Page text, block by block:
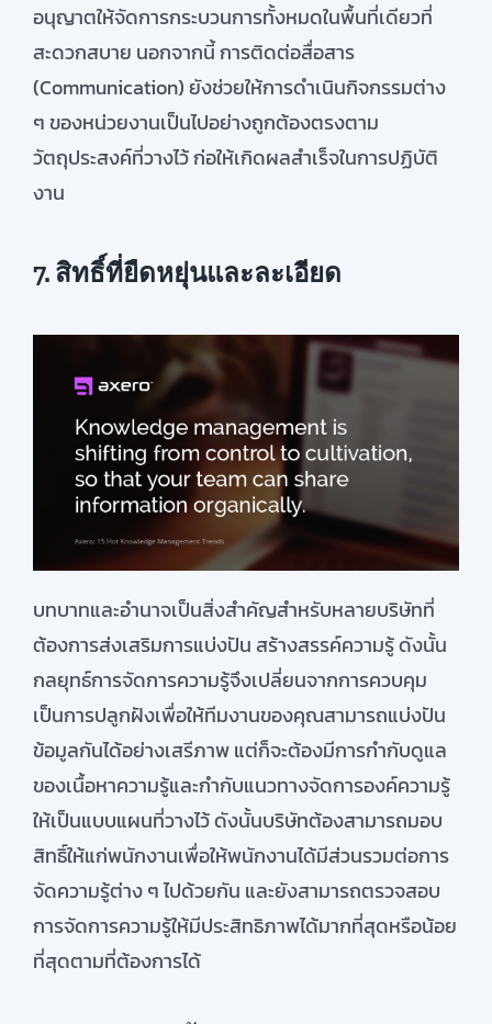
อนุญาตให้จัดการกระบวนการทั้งหมดในพื้นที่เดียวที่
สะดวกสบาย นอกจากนี้ การติดต่อสื่อสาร
(Communication)ยังช่วยให้การดำเนินกิจกรรมต่าง
ๆ ของหน่วยงานเป็นไปอย่างถูกต้องตรงตาม
วัตถุประสงค์ที่วางไว้ ก่อให้เกิดผลสำเร็จในการปฏิบัติ
งาน
7. สิทธิ์ที่ยืดหยุ่นและละเอียด
บทบาทและอำนาจเป็นสิ่งสำคัญสำหรับหลายบริษัทที่
ต้องการส่งเสริมการแบ่งปัน สร้างสรรค์ความรู้ดังนั้น
กลยุทธ์การจัดการความรู้จึงเปลี่ยนจากการควบคุม
เป็นการปลูกฝังเพื่อให้ทีมงานของคุณสามารถแบ่งปัน
ข้อมูลกันได้อย่างเสรีภาพแต่ก็จะต้องมีการกำกับดูแล
ของเนื้อหาความรู้และกำกับแนวทางจัดการองค์ความรู้
ให้เป็นแบบแผนที่วางไว้ดังนั้นบริษัทต้องสามารถมอบ
สิทธิให้แก่พนักงานเพื่อให้พนักงานได้มีส่วนรวมต่อการ
จัดความรู้ต่าง ๆ ไปด้วยกัน และยังสามารถตรวจสอบ
การจัดการความรู้ให้มีประสิทธิภาพได้มากที่สุดหรือน้อย
ที่สุดตามที่ต้องการได้